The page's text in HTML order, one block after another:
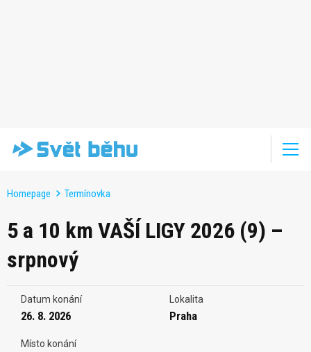
Homepage Termínovka
5 a 10 km VAŠÍ LIGY 2026 (9) –
srpnový
Datum konání
26. 8. 2026
Lokalita
Praha
Místo konání